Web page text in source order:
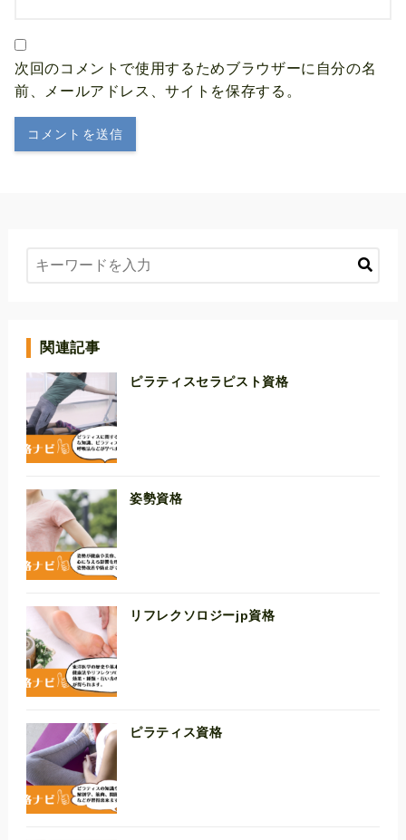
次回のコメントで使用するためブラウザーに自分の名
前、メールアドレス、サイトを保存する。
関連記事
ピラティスセラピスト資格
姿勢資格
リフレクソロジーjp資格
ピラティス資格